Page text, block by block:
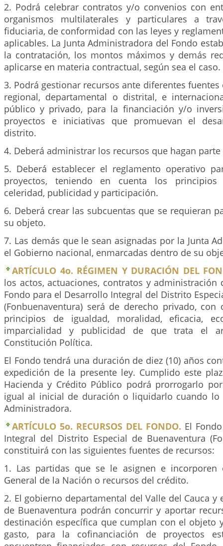
2. Podrá celebrar contratos y/o convenios con
organismos multilaterales y particulares a
fiduciaria, de conformidad con las leyes y
aplicables. La Junta Administradora del Fondo
la contratación, los montos máximos y demás
aplicarse en materia contractual, según sea el caso.
3. Podrá gestionar recursos ante diferentes
regional, departamental o distrital, e
público y privado, para la financiación y/o
proyectos e iniciativas que promuevan el
distrito.
4. Deberá administrar los recursos que hagan
5. Deberá establecer el reglamento operativo
proyectos, teniendo en cuenta los principios
celeridad, publicidad y participación.
6. Deberá crear las subcuentas que se requieran
su objeto.
7. Las demás que le sean asignadas por la Junta
el Gobierno nacional, enmarcadas dentro de su
ARTÍCULO 4o. RÉGIMEN Y DURACIÓN DEL
los actos, actuaciones, contratos y administración
Fondo para el Desarrollo Integral del Distrito
(Fonbuenaventura) será de derecho privado, con
principios de igualdad, moralidad, eficacia,
imparcialidad y publicidad de que trata el
Constitución Política.
El Fondo tendrá una duración de diez (10) años
expedición de la presente ley. Cumplido este
Hacienda y Crédito Público podrá prorrogarlo
igual al inicial de duración o liquidarlo cuando lo
Administradora.
ARTÍCULO 5o. RECURSOS DEL FONDO. El
Integral del Distrito Especial de Buenaventura
constituirá con las siguientes fuentes de recursos:
1. Las partidas que se le asignen e incorporen
General de la Nación o recursos del crédito.
2. El gobierno departamental del Valle del Cauca
de Buenaventura podrán concurrir y aportar
destinación específica que cumplan con el objeto
gasto, para la cofinanciación de proyectos